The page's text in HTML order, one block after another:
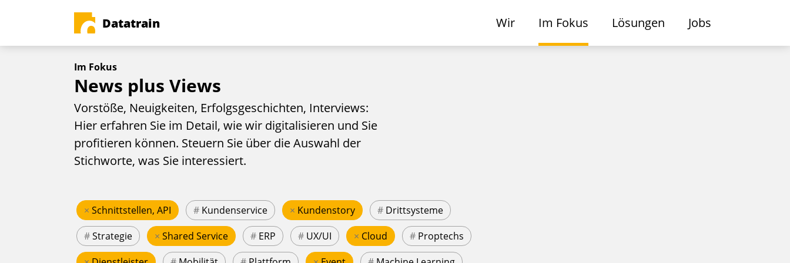
Datatrain Wir Im Fokus Lösungen Jobs
Im Fokus
News plus Views
Vorstöße, Neuigkeiten, Erfolgsgeschichten, Interviews:
Hier erfahren Sie im Detail, wie wir digitalisieren und Sie
profitieren können. Steuern Sie über die Auswahl der
Stichworte, was Sie interessiert.
× Schnittstellen, API # Kundenservice × Kundenstory # Drittsysteme
#Strategie × Shared Service # ERP # UX/UI × Cloud # Proptechs